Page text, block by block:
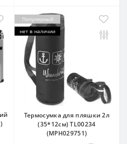
Популярный
нет в наличии
Термосумка для пляшки 2л
(35*12см) TL00234
(MPH029751)